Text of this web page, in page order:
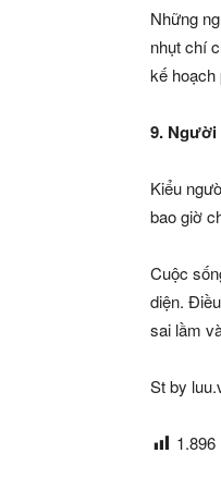
Những
nhụt chí
kế hoạch
9.
Kiểu
bao giờ
Cuộc
diện.
sai lầm
St by
1.896